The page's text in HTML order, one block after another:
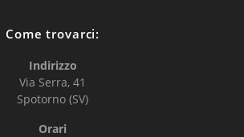
Come trovarci:
Indirizzo
Via Serra, 41
Spotorno (SV)
Orari